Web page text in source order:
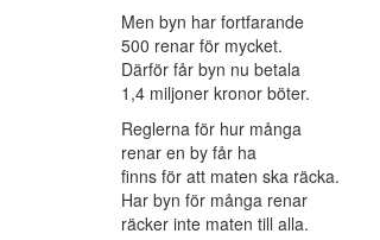
Men byn har fortfarande
500 renar för mycket.
Därför får byn nu betala
1,4 miljoner kronor böter.
Reglerna för hur många
renar en by får ha
finns för att maten ska räcka.
Har byn för många renar
räcker inte maten till alla.